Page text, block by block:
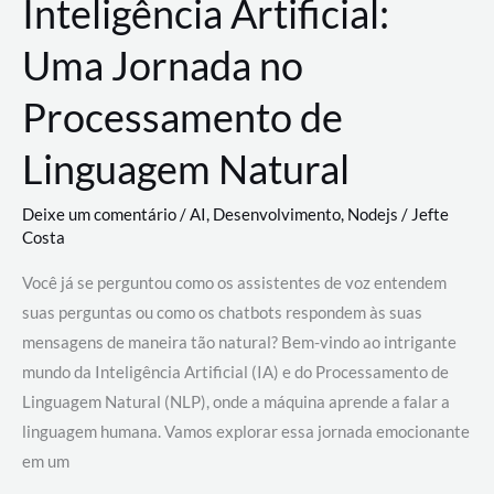
Inteligência Artificial:
Uma Jornada no
Processamento de
Linguagem Natural
Deixe um comentário/AI, Desenvolvimento, Nodejs / Jefte
Costa
Você já se perguntou como os assistentes de voz entendem
suas perguntas ou como os chatbots respondem às suas
mensagens de maneira tão natural? Bem-vindo ao intrigante
mundo da Inteligência Artificial (IA) e do Processamento de
Linguagem Natural (NLP), onde a máquina aprende a falar a
linguagem humana. Vamos explorar essa jornada emocionante
em um